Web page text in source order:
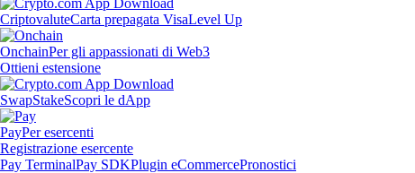
CriptovaluteCarta prepagata VisaLevel Up
OnchainPer gli appassionati di Web3
Ottieni estensione
SwapStakeScopri le dApp
PayPer esercenti
Registrazione esercente
Pay TerminalPay SDKPlugin eCommercePronostici